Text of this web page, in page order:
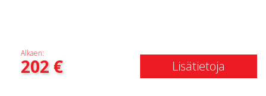
Alkaen:
202€ Lisätietoja